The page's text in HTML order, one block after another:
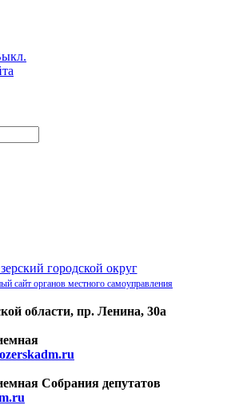
городской округ
сайт органов местного самоуправления
области, пр. Ленина, 30а
Собрания депутатов